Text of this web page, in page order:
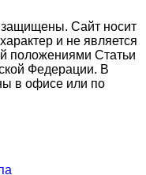
Сайт носит
и не является
положениями Статьи
Федерации. В
в офисе или по